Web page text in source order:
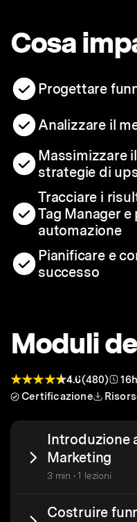
Cosa
Progettare
Analizzare il
Massimizzare
strategie di
Tracciare i
Tag Manager
automazione
Pianificare e
successo
Moduli
4.6(480)
Certificazione
Introduzione
Marketing
3 min • 1 lezioni
Costruire